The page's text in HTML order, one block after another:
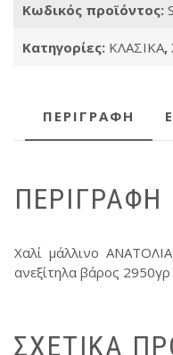
Κωδικός προϊόντος:
Κατηγορίες: ΚΛΑΣΙΚΑ,
ΠΕΡΙΓΡΑΦΉ
ΠΕΡΙΓΡΑΦΉ
Χαλί μάλλινο
ανεξίτηλα βάρος
ΣΧΕΤΙΚΆ